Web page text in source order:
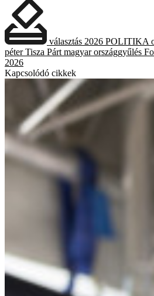
választás 2026 POLITIKA
péter Tisza Párt magyar országgyűlés
2026
Kapcsolódó cikkek